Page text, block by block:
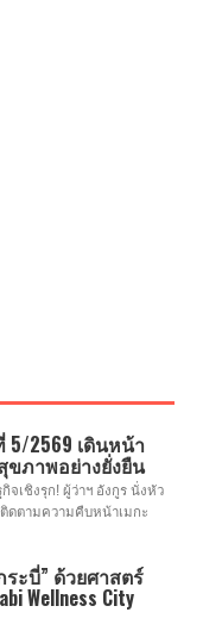
5/2569 เดินหน้า
ขภาพอย่างยั่งยืน
จเชิงรุก! ผู้ว่าฯ อังกูร นั่งหัว
ดตามความคืบหน้าเมกะ
ะบี่” ด้วยศาสตร์
Wellness City